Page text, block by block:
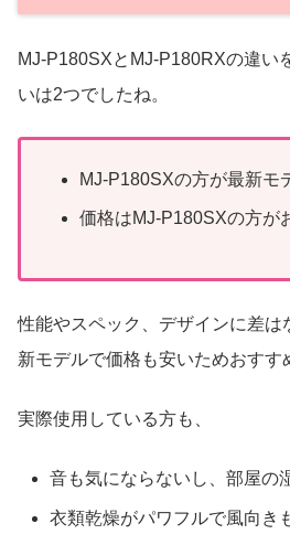
MJ-P180SXとMJ-P180RXの違い
いは2つでしたね。
MJ-P180SXの方が最新モ
価格はMJ-P180SXの方が
性能やスペック、デザインに差は
新モデルで価格も安いためおすす
実際使用している方も、
音も気にならないし、部屋の
衣類乾燥がパワフルで風向き